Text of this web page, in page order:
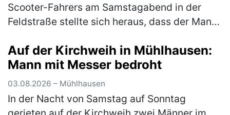
Scooter-Fahrers am Samstagabend in der
Feldstraße stellte sich heraus, dass der Mann
stand. Die Weiterfahrt wurde…(mehr)
Auf der Kirchweih in Mühlhausen:
Mann mit Messer bedroht
03.08.2026 – Mühlhausen
In der Nacht von Samstag auf Sonntag